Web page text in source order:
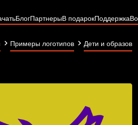
БлогПартнерыВ подарокПоддержка
Примеры логотипов Дети и